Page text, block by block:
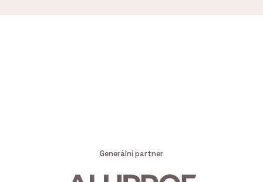
Generální partner